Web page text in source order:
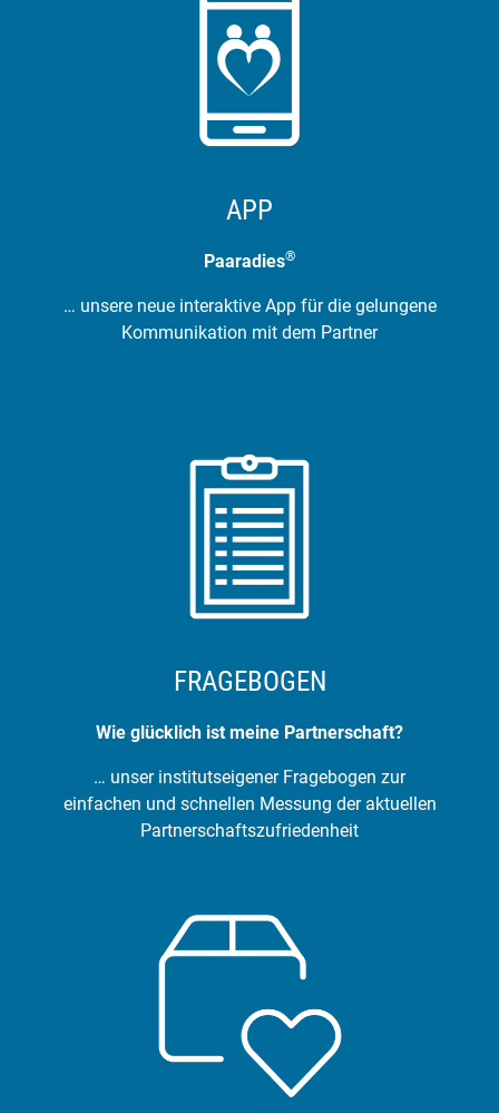
APP
Paaradies®
… unsere neue interaktive App für die gelungene
Kommunikation mit dem Partner
FRAGEBOGEN
Wie glücklich ist meine Partnerschaft?
… unser institutseigener Fragebogen zur
einfachen und schnellen Messung der aktuellen
Partnerschaftszufriedenheit